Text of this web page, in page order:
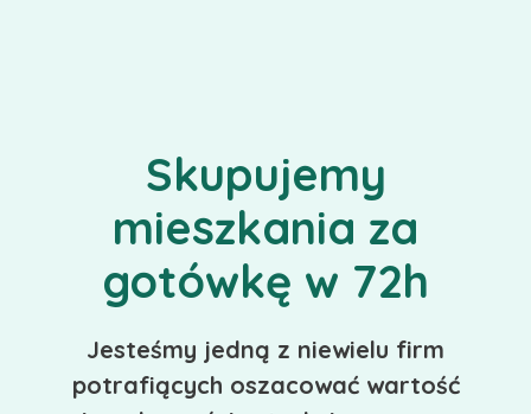
Skupujemy
mieszkania za
gotówkę w 72h
Jesteśmy jedną z niewielu firm
potrafiących oszacować wartość